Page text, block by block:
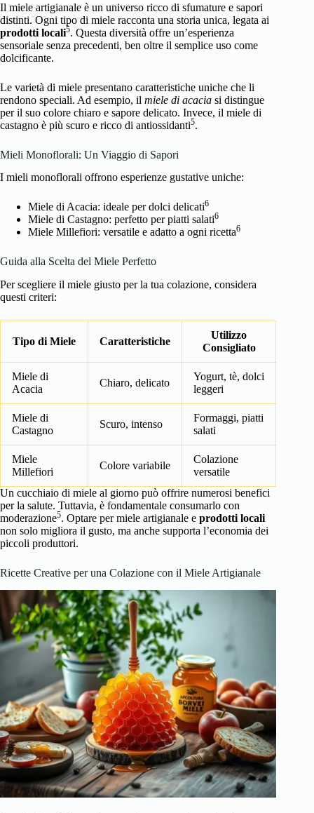
Il miele artigianale è un universo ricco di sfumature e sapori
distinti. Ogni tipo di miele racconta una storia unica, legata ai
prodotti locali5. Questa diversità offre un’esperienza
sensoriale senza precedenti, ben oltre il semplice uso come
dolcificante.
Le varietà di miele presentano caratteristiche uniche che li
rendono speciali. Ad esempio, il miele di acacia si distingue
per il suo colore chiaro e sapore delicato. Invece, il miele di
castagno è più scuro e ricco di antiossidanti5.
Mieli Monoflorali: Un Viaggio di Sapori
I mieli monoflorali offrono esperienze gustative uniche:
Miele di Acacia: ideale per dolci delicati6
Miele di Castagno: perfetto per piatti salati6
Miele Millefiori: versatile e adatto a ogni ricetta6
Guida alla Scelta del Miele Perfetto
Per scegliere il miele giusto per la tua colazione, considera
questi criteri:
Tipo di Miele Caratteristiche
Utilizzo
Consigliato
Miele di
Acacia
Chiaro, delicato
Yogurt, tè, dolci
leggeri
Miele di
Castagno
Scuro, intenso
Formaggi, piatti
salati
Miele
Millefiori
Colore variabile
Colazione
versatile
Un cucchiaio di miele al giorno può offrire numerosi benefici
per la salute. Tuttavia, è fondamentale consumarlo con
moderazione5. Optare per miele artigianale e prodotti locali
non solo migliora il gusto, ma anche supporta l’economia dei
piccoli produttori.
Ricette Creative per una Colazione con il Miele Artigianale